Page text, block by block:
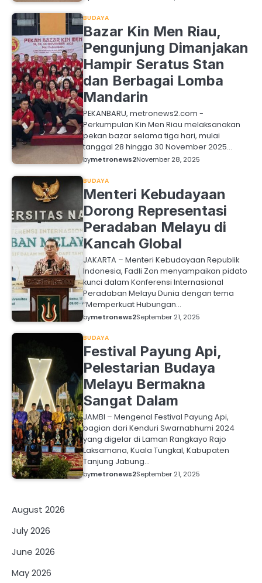
BUDAYA
Bazar Kin Men Riau,
Pengunjung Dimanjakan
Hampir Seratus Stan
dan Berbagai Lomba
Mandarin
PEKANBARU, metronews2.com -
Perkumpulan Kin Men Riau melaksanakan
pekan bazar selama tiga hari, mulai
tanggal 28 hingga 30 November 2025…
bymetronews2November 28, 2025
BUDAYA
Menteri Kebudayaan
Dorong Representasi
Peradaban Melayu di
Kancah Global
JAKARTA – Menteri Kebudayaan Republik
Indonesia, Fadli Zon menyampaikan pidato
kunci dalam Konferensi Internasional
Peradaban Melayu Dunia dengan tema
“Memperkuat Hubungan…
bymetronews2September 21, 2025
BUDAYA
Festival Payung Api,
Pelestarian Budaya
Melayu Bermakna
Sangat Dalam
JAMBI – Mengenal Festival Payung Api,
bagian dari Kenduri Swarnabhumi 2024
yang digelar di Laman Rangkayo Rajo
Laksamana, Kuala Tungkal, Kabupaten
Tanjung Jabung…
bymetronews2September 21, 2025
August 2026
July 2026
June 2026
May 2026